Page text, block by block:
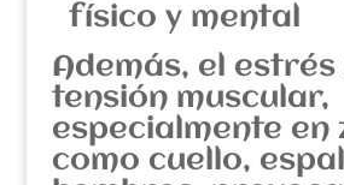
físico y mental
Además, el
tensión muscular,
especialmente en
como cuello,